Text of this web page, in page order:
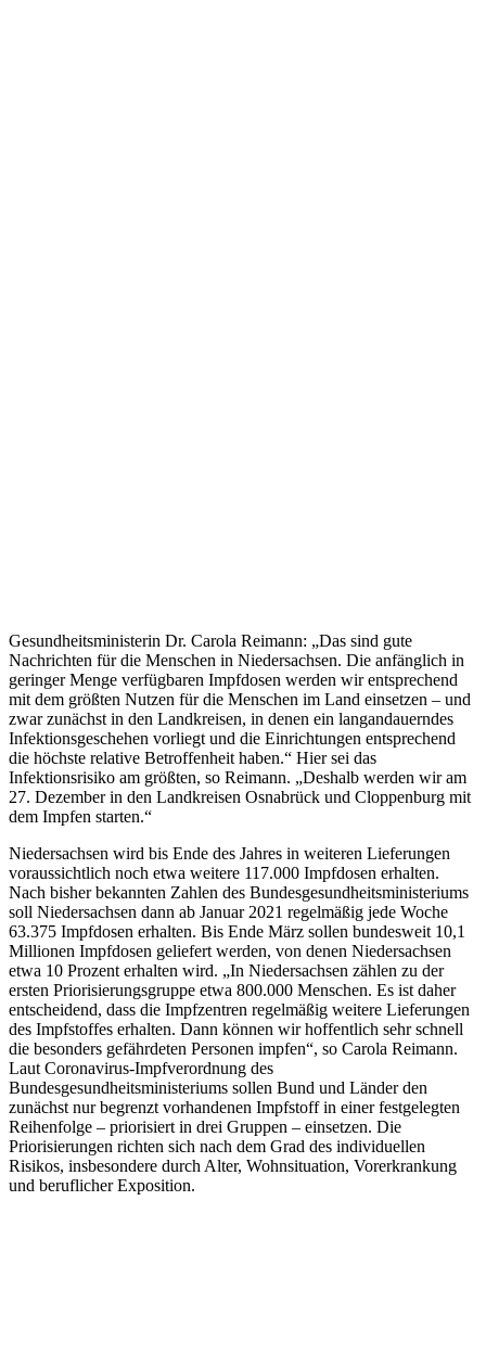
Gesundheitsministerin Dr. Carola Reimann: „Das sind gute
Nachrichten für die Menschen in Niedersachsen. Die anfänglich in
geringer Menge verfügbaren Impfdosen werden wir entsprechend
mit dem größten Nutzen für die Menschen im Land einsetzen – und
zwar zunächst in den Landkreisen, in denen ein langandauerndes
Infektionsgeschehen vorliegt und die Einrichtungen entsprechend
die höchste relative Betroffenheit haben.“ Hier sei das
Infektionsrisiko am größten, so Reimann. „Deshalb werden wir am
27. Dezember in den Landkreisen Osnabrück und Cloppenburg mit
dem Impfen starten.“
Niedersachsen wird bis Ende des Jahres in weiteren Lieferungen
voraussichtlich noch etwa weitere 117.000 Impfdosen erhalten.
Nach bisher bekannten Zahlen des Bundesgesundheitsministeriums
soll Niedersachsen dann ab Januar 2021 regelmäßig jede Woche
63.375 Impfdosen erhalten. Bis Ende März sollen bundesweit 10,1
Millionen Impfdosen geliefert werden, von denen Niedersachsen
etwa 10 Prozent erhalten wird. „In Niedersachsen zählen zu der
ersten Priorisierungsgruppe etwa 800.000 Menschen. Es ist daher
entscheidend, dass die Impfzentren regelmäßig weitere Lieferungen
des Impfstoffes erhalten. Dann können wir hoffentlich sehr schnell
die besonders gefährdeten Personen impfen“, so Carola Reimann.
Laut Coronavirus-Impfverordnung des
Bundesgesundheitsministeriums sollen Bund und Länder den
zunächst nur begrenzt vorhandenen Impfstoff in einer festgelegten
Reihenfolge – priorisiert in drei Gruppen – einsetzen. Die
Priorisierungen richten sich nach dem Grad des individuellen
Risikos, insbesondere durch Alter, Wohnsituation, Vorerkrankung
und beruflicher Exposition.